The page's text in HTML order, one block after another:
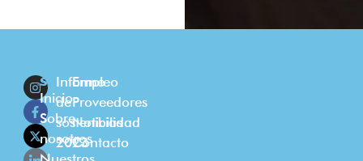
somos
Inicio
Sobre
nosotros
Informe
de
sostenibilidad
2023
Empleo
Proveedores
Noticias
Contacto